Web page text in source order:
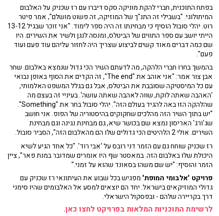
בפתח התוכנית, חברי להקת מוניקה סקס דיברו עם רז שכניק על האלבום
המיתולוגי. "בשבילי זה התנ"ך של המוזיקה, זה פשוט מושלם", אמר פיטר
רוט. יהלי סובול הוסיף כי מבחינתו זה היה ספר לימוד. "אני זוכר שבגיל 13-12
הייתי יושב עם ספר התווים של הביטלס, ומנסה לנגן ולשיר את השירים. היו
שם כמה דברים מאוד קשים לביצוע שצריך היה לחזור עליהם עוד פעם ועוד
פעם".
בהמשך בחרו חברי הלהקה, מה לדעתם השיר הכי גדול שנמצא באלבום. שחר
אבן צור אמר: "אני אוהב את "The end", זה הקדים את הסוף באופן נבואי
עם כל המיסטיקה שסובבת את הביטלס, אבל גם בגלל המשפט האלמותי,
'האהבה שאתה לוקח, שווה לאהבה שאתה עושה'. בעיניי זה בעצם מה
שהלהקה הזו באה להגיד בעולם הזה". יהלי סובול בחר את "Something".
"יש בתוך השיר הזה מהלכים שחקוקים בהיסטוריה של הפופ. אני חושב
שג'ורג' האריסון נמצא שם בכושר שיא, גם מבחינת נגינה וגם מבחינת
השירים. אולי 2 הלהיטים הכי גדולים שלו הם מהאלבום הזה", הסביר סובול.
רז שכניק שוחח גם עם הזמר דני רובס על 'אבי רוד'. "כל אחד הגיע לשיא
היכולת שלו באלבום הזה. במאסטר שף היו אומרים שמדובר במנת פאר", ציין
הזמר והוסיף: "יש שם משהו בסאונד שהוא על זמני."
פרויקט 'אלבומי המופת' מפגיש בכל שבוע את העיתונאי רז שכניק עם
גדולי המוזיקאים בישראל. יחד הם יוצאים למסע אל האלבומים שהיו סימני
דרך בקריירה שלהם - ובפסקול הישראלי.
לרשימת התוכניות המלאות בפרויקט לחצו כאן.